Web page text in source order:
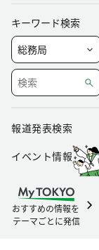
キーワード検索
報道発表検索
イベント情報
おすすめの情報を
テーマごとに発信